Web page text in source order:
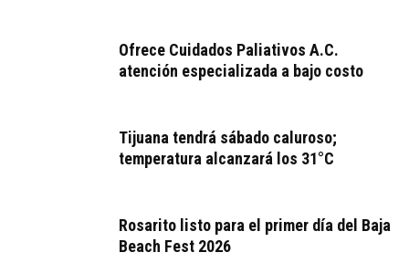
Ofrece Cuidados Paliativos A.C.
atención especializada a bajo costo
Tijuana tendrá sábado caluroso;
temperatura alcanzará los 31°C
Rosarito listo para el primer día del Baja
Beach Fest 2026